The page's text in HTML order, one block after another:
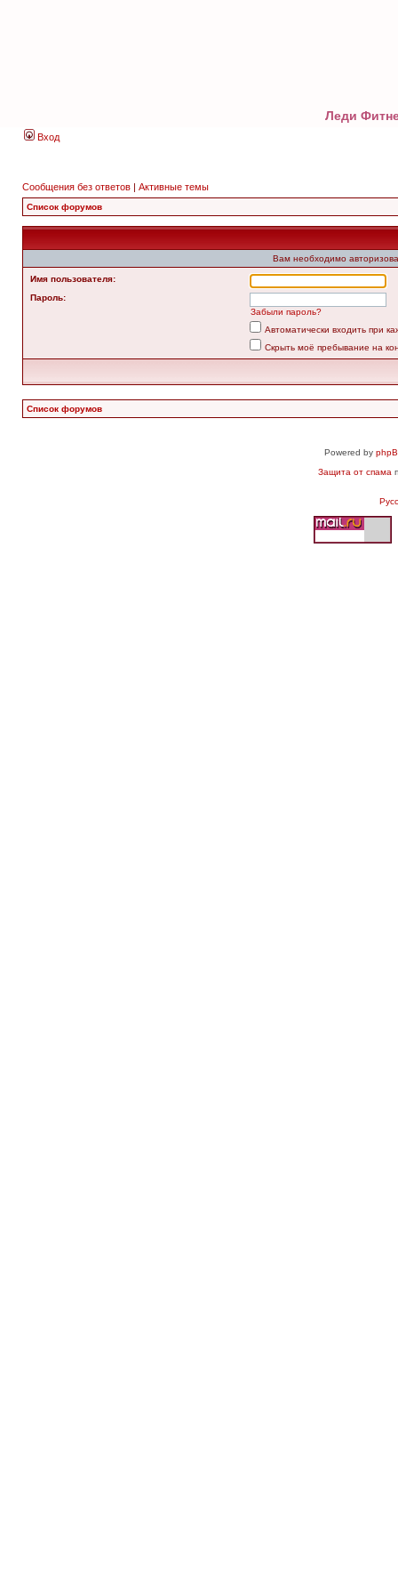
Леди
Вход
Сообщения без ответов | Активные темы
Список форумов
Вам необходимо
Имя пользователя:
Пароль:
Забыли пароль?
Автоматически входить при
Скрыть моё пребывание на
Список форумов
Powered by
Защита от спама